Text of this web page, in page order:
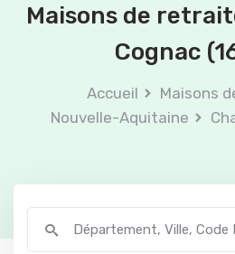
Maisons de
Cognac
Accueil
Maisons
Nouvelle-Aquitaine